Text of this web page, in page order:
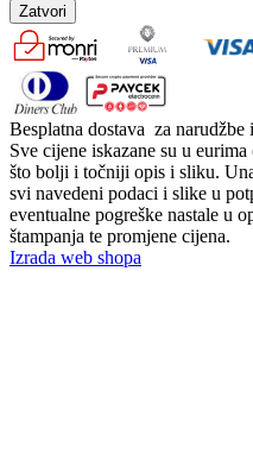
Zatvori
Besplatna dostava za narudžbe
Sve cijene iskazane su u
što bolji i točniji opis i sliku.
svi navedeni podaci i slike u
eventualne pogreške nastale u
štampanja te promjene cijena.
Izrada web shopa